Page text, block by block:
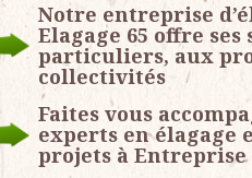
Notre entreprise
Elagage 65 offre
particuliers, aux
collectivités
Faites vous
experts en élagage
projets à Entreprise